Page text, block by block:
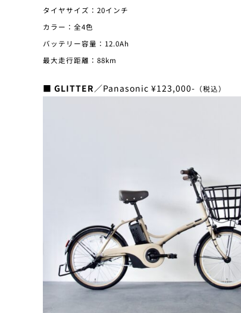
タイヤサイズ：20インチ
カラー：全4色
バッテリー容量：12.0Ah
最大走行距離：88km
■ GLITTER／Panasonic ¥123,000- （税込）